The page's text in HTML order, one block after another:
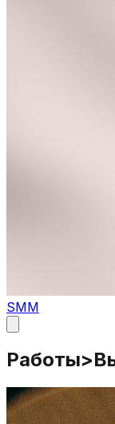
SMM
Работы>